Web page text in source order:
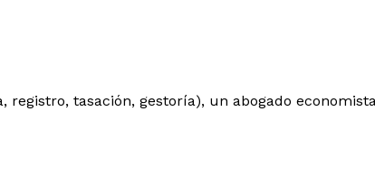
tasación, gestoría), un abogado